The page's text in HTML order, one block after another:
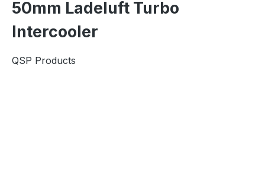
50mm Ladeluft Turbo
Intercooler
QSP Products